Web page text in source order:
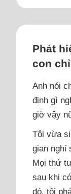
Phát
con
Anh nói
định gì
giờ vậy
Tôi vừa
gian nghỉ
Mọi thứ
sau khi
đó, tôi